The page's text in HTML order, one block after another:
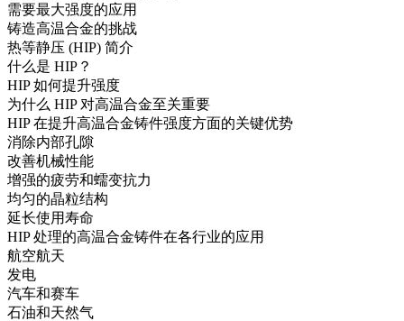
需要最大强度的应用
铸造高温合金的挑战
热等静压 (HIP) 简介
什么是 HIP？
HIP 如何提升强度
为什么 HIP 对高温合金至关重要
HIP 在提升高温合金铸件强度方面的关键优势
消除内部孔隙
改善机械性能
增强的疲劳和蠕变抗力
均匀的晶粒结构
延长使用寿命
HIP 处理的高温合金铸件在各行业的应用
航空航天
发电
汽车和赛车
石油和天然气